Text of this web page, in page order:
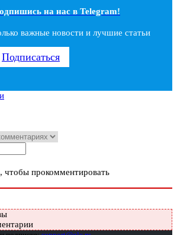
на наc в Telegram!
важные новости и лучшие статьи
Подписаться
чтобы прокомментировать